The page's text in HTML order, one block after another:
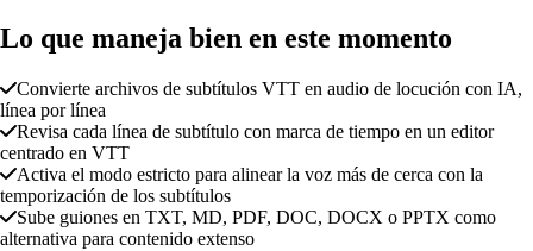
Lo que maneja bien en este momento
Convierte archivos de subtítulos VTT en audio de locución con IA,
línea por línea
Revisa cada línea de subtítulo con marca de tiempo en un editor
centrado en VTT
Activa el modo estricto para alinear la voz más de cerca con la
temporización de los subtítulos
Sube guiones en TXT, MD, PDF, DOC, DOCX o PPTX como
alternativa para contenido extenso